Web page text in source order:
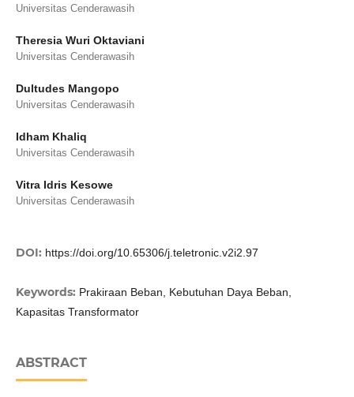
Universitas Cenderawasih
Theresia Wuri Oktaviani
Universitas Cenderawasih
Dultudes Mangopo
Universitas Cenderawasih
Idham Khaliq
Universitas Cenderawasih
Vitra Idris Kesowe
Universitas Cenderawasih
DOI: https://doi.org/10.65306/j.teletronic.v2i2.97
Keywords: Prakiraan Beban, Kebutuhan Daya Beban,
Kapasitas Transformator
ABSTRACT